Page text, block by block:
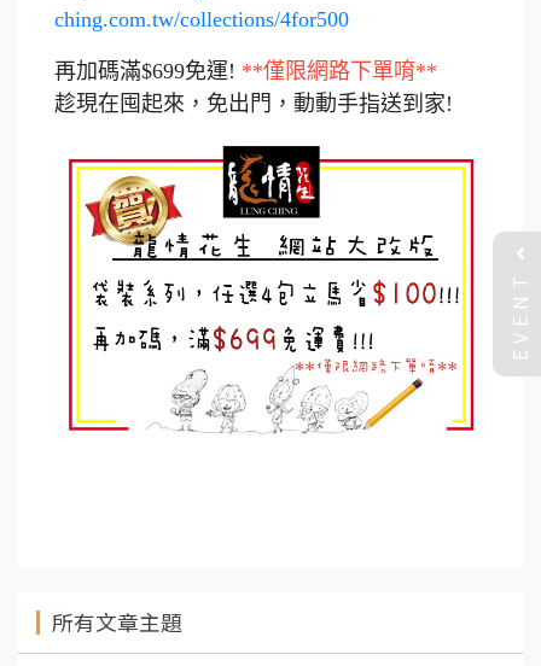
ching.com.tw/collections/4for500
再加碼滿$699免運! **僅限網路下單唷**
趁現在囤起來，免出門，動動手指送到家!
所有文章主題
EVENT